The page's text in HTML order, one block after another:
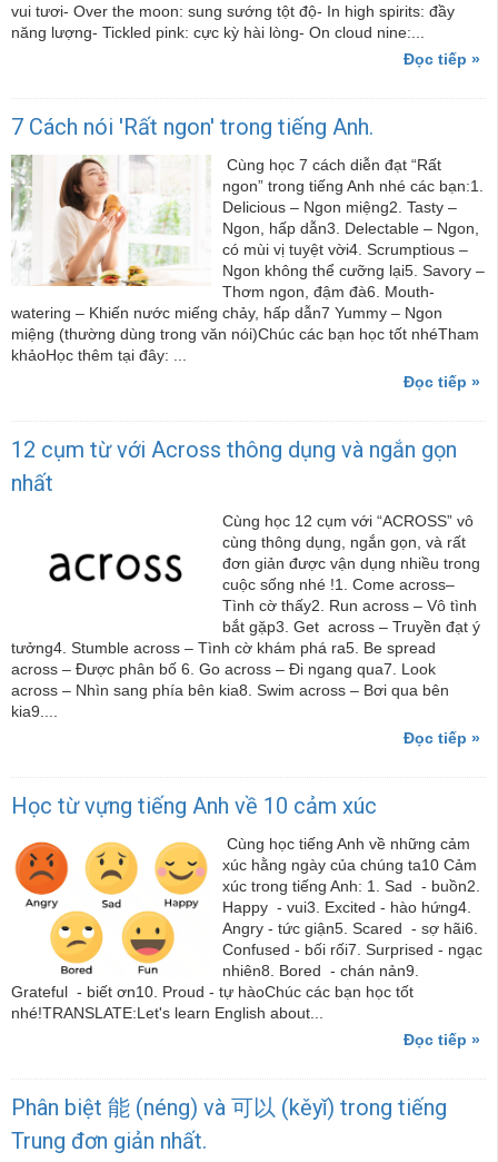
vui tươi- Over the moon: sung sướng tột độ- In high spirits: đầy
năng lượng- Tickled pink: cực kỳ hài lòng- On cloud nine:...
Đọc tiếp »
7 Cách nói 'Rất ngon' trong tiếng Anh.
Cùng học 7 cách diễn đạt “Rất
ngon” trong tiếng Anh nhé các bạn:1.
Delicious – Ngon miệng2. Tasty –
Ngon, hấp dẫn3. Delectable – Ngon,
có mùi vị tuyệt vời4. Scrumptious –
Ngon không thể cưỡng lại5. Savory –
Thơm ngon, đậm đà6. Mouth-
watering – Khiến nước miếng chảy, hấp dẫn7 Yummy – Ngon
miệng (thường dùng trong văn nói)Chúc các bạn học tốt nhéTham
khảoHọc thêm tại đây: ...
Đọc tiếp »
12 cụm từ với Across thông dụng và ngắn gọn
nhất
Cùng học 12 cụm với “ACROSS” vô
cùng thông dụng, ngắn gọn, và rất
đơn giản được vận dụng nhiều trong
cuộc sống nhé !1. Come across–
Tình cờ thấy2. Run across – Vô tình
bắt gặp3. Get across – Truyền đạt ý
tưởng4. Stumble across – Tình cờ khám phá ra5. Be spread
across – Được phân bố 6. Go across – Đi ngang qua7. Look
across – Nhìn sang phía bên kia8. Swim across – Bơi qua bên
kia9....
Đọc tiếp »
Học từ vựng tiếng Anh về 10 cảm xúc
Cùng học tiếng Anh về những cảm
xúc hằng ngày của chúng ta10 Cảm
xúc trong tiếng Anh: 1. Sad - buồn2.
Happy - vui3. Excited - hào hứng4.
Angry - tức giận5. Scared - sợ hãi6.
Confused - bối rối7. Surprised - ngạc
nhiên8. Bored - chán nản9.
Grateful - biết ơn10. Proud - tự hàoChúc các bạn học tốt
nhé!TRANSLATE:Let's learn English about...
Đọc tiếp »
Phân biệt 能 (néng) và 可以 (kěyǐ) trong tiếng
Trung đơn giản nhất.